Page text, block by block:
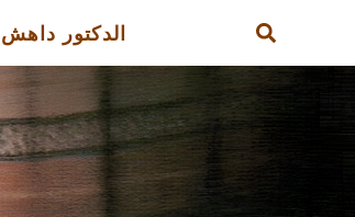
الدكتور داهش